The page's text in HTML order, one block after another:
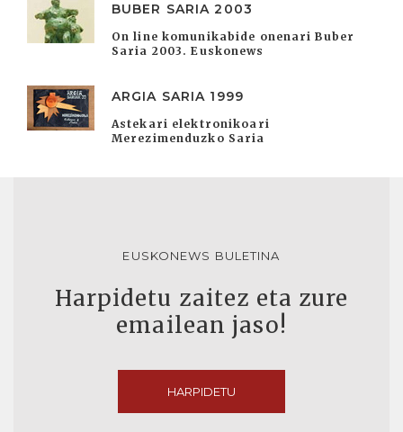
BUBER SARIA 2003
On line komunikabide onenari Buber
Saria 2003. Euskonews
ARGIA SARIA 1999
Astekari elektronikoari
Merezimenduzko Saria
EUSKONEWS BULETINA
Harpidetu zaitez eta zure
emailean jaso!
HARPIDETU